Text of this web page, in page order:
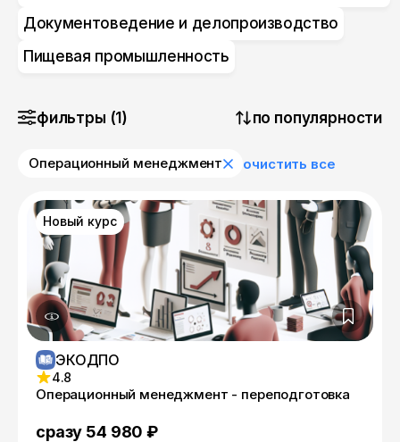
Документоведение и делопроизводство
Пищевая промышленность
фильтры (1) по популярности
Операционный менеджмент очистить все
Новый курс
ЭКОДПО
4.8
Операционный менеджмент - переподготовка
сразу 54 980 ₽